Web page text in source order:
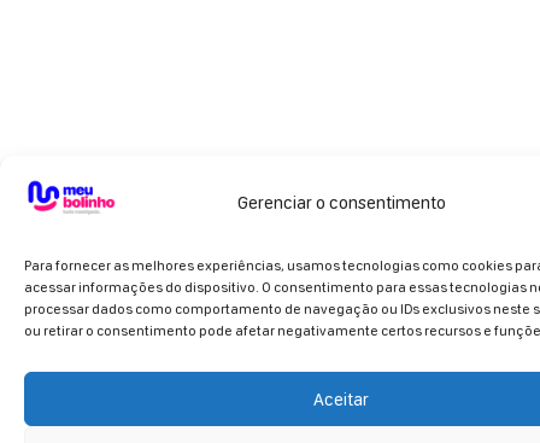
Gerenciar o consentimento
Para fornecer as melhores experiências, usamos tecnologias como cookies
acessar informações do dispositivo. O consentimento para essas tecnologias
processar dados como comportamento de navegação ou IDs exclusivos neste
ou retirar o consentimento pode afetar negativamente certos recursos e
Aceitar